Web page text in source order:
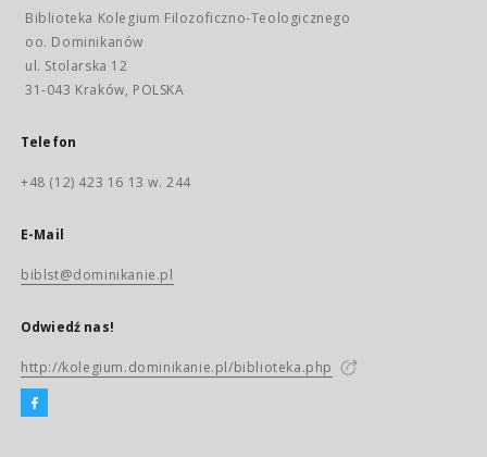
Biblioteka Kolegium Filozoficzno-Teologicznego
oo. Dominikanów
ul. Stolarska 12
31-043 Kraków, POLSKA
Telefon
+48 (12) 423 16 13 w. 244
E-Mail
biblst@dominikanie.pl
Odwiedź nas!
http://kolegium.dominikanie.pl/biblioteka.php